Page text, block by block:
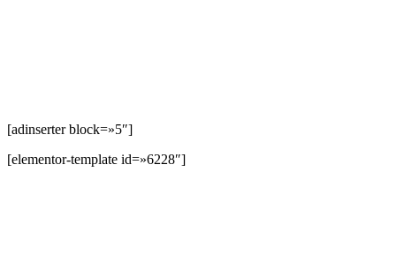
[adinserter block=»5″]
[elementor-template id=»6228″]